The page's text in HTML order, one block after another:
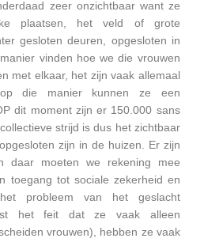
zeer onzichtbaar want ze
plaatsen, het veld of grote
gesloten deuren, opgesloten in
vinden hoe we die vrouwen
met elkaar, het zijn vaak allemaal
op die manier kunnen ze een
dit moment zijn er 150.000 sans
strijd is dus het zichtbaar
zijn in de huizen. Er zijn
daar moeten we rekening mee
toegang tot sociale zekerheid en
probleem van het geslacht
het feit dat ze vaak alleen
vrouwen), hebben ze vaak